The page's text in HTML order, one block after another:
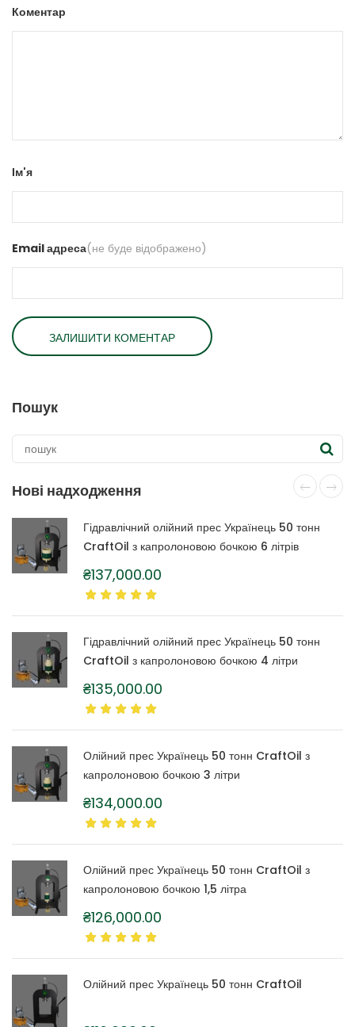
Коментар
Ім'я
Email адреса(не буде відображено)
Пошук
Нові надходження
Гідравлічний олійний прес Українець 50 тонн
CraftOil з капролоновою бочкою 6 літрів
₴137,000.00
Гідравлічний олійний прес Українець 50 тонн
CraftOil з капролоновою бочкою 4 літри
₴135,000.00
Олійний прес Українець 50 тонн CraftOil з
капролоновою бочкою 3 літри
₴134,000.00
Олійний прес Українець 50 тонн CraftOil з
капролоновою бочкою 1,5 літра
₴126,000.00
Олійний прес Українець 50 тонн CraftOil